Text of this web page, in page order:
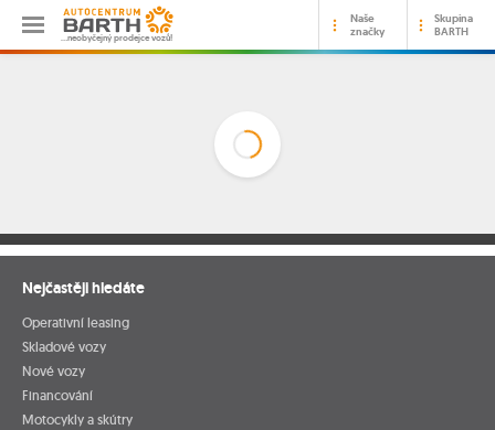
…neobyčejný prodejce vozů!
Naše
značky
Skupina
BARTH
Nejčastěji hledáte
Operativní leasing
Skladové vozy
Nové vozy
Financování
Motocykly a skútry